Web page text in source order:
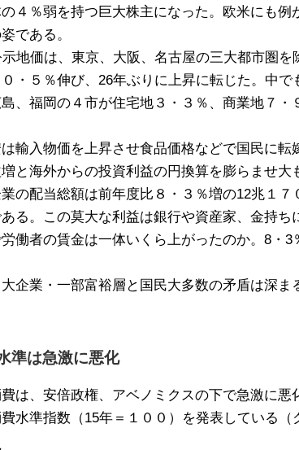
４％弱を持つ巨大株主になった。欧米にも例
である。
地価は、東京、大阪、名古屋の三大都市圏を
・５％伸び、26年ぶりに上昇に転じた。中で
、福岡の４市が住宅地３・３％、商業地７・
輸入物価を上昇させ食品価格などで国民に転
と海外からの投資利益の円換算を膨らませ大
の配当総額は前年度比８・３％増の12兆１７
る。この莫大な利益は銀行や資産家、金持ち
働者の賃金は一体いくら上がったのか。8・3
企業・一部富裕層と国民大多数の矛盾は深ま
準は急激に悪化
は、安倍政権、アベノミクスの下で急激に悪
水準指数（15年＝１００）を発表している（